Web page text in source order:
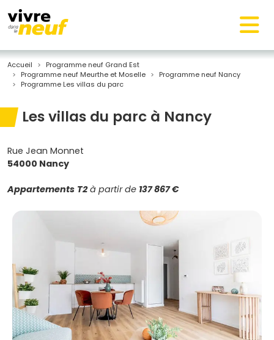
Accueil
Programme neuf Grand Est
Programme neuf Meurthe et Moselle
Programme neuf Nancy
Programme Les villas du parc
Les villas du parc à Nancy
Rue Jean Monnet
54000 Nancy
Appartements T2 à partir de 137 867 €